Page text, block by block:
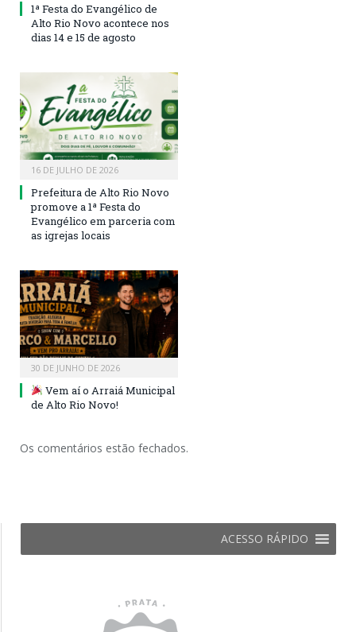
1ª Festa do Evangélico de
Alto Rio Novo acontece nos
dias 14 e 15 de agosto
16 DE JULHO DE 2026
Prefeitura de Alto Rio Novo
promove a 1ª Festa do
Evangélico em parceria com
as igrejas locais
30 DE JUNHO DE 2026
Vem aí o Arraiá Municipal
de Alto Rio Novo!
Os comentários estão fechados.
ACESSO RÁPIDO